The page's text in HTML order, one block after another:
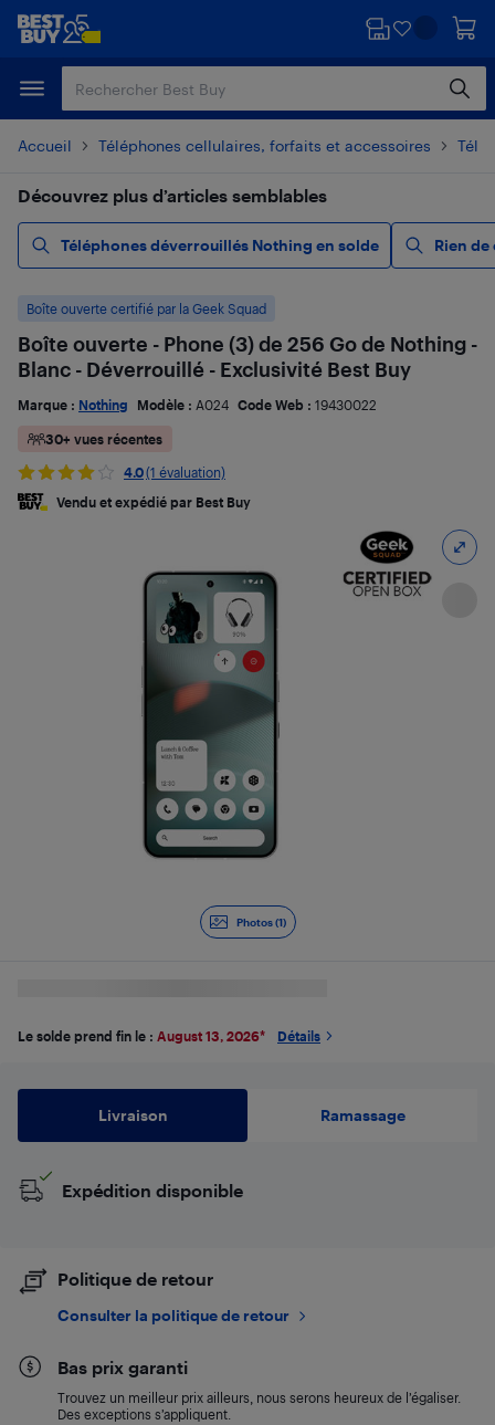
Passer
principal
Passer
Accueil Téléphones cellulaires, forfaits et accessoires
Découvrez plus d’articles semblables
Téléphones déverrouillés Nothing en solde Rien de
Photos (1)
Boîte ouverte certifié par la Geek Squad
Boîte ouverte - Phone (3) de 256 Go de Nothing -
Blanc - Déverrouillé - Exclusivité Best Buy
Marque : Nothing Modèle : A024 Code Web : 19430022
30+ vues récentes
4.0(1 évaluation)
Vendu et expédié par Best Buy
Le solde prend fin le : August 13, 2026* Détails
Livraison Ramassage
Expédition disponible
Politique de retour
Consulter la politique de retour
Bas prix garanti
Trouvez un meilleur prix ailleurs, nous serons heureux de l’égaliser.
Des exceptions s’appliquent.